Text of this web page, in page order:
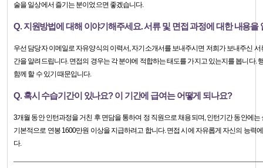
술을 일상에서 즐기는 분이었으면 좋겠습니다.
Q. 지원방법에 대해 이야기해주세요. 서류 및 면접 과정에 대한 내용을
우선 담당자 이메일로 자유양식의 이력서, 자기소개서를 보내주시면 저희가 보내주신
간을 알려드립니다. 면접의 경우는 각 분야에 적합하는 태도를 가지고 있는지를 봅니다.
함께 할 수 있기 때문입니다.
Q. 혹시 수습기간이 있나요? 이 기간에 급여는 어떻게 되나요?
3개월 동안 인턴과정을 거친 후 면담을 통하여 정 직원으로 채용되며, 인턴기간 동안에는
기본적으로 연봉 1600만원 이상을 지급하려고 합니다. 면접 시에 자유롭게 자신의 능력
다.